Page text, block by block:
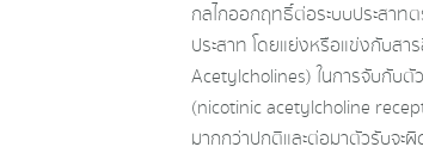
กลไกออกฤทธิ์ต่อระบบประสาท
ประสาท โดยแย่งหรือแข่งกับสา
Acetylcholines) ในการจับกับ
(nicotinic acetylcholine
มากกว่าปกติและต่อมาตัวรับจะผิ